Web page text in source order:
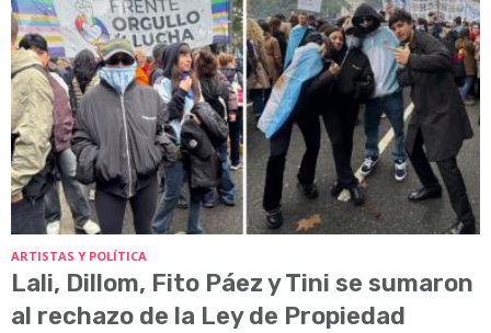
ARTISTAS Y POLÍTICA
Lali, Dillom, Fito Páez y Tini se sumaron
al rechazo de la Ley de Propiedad